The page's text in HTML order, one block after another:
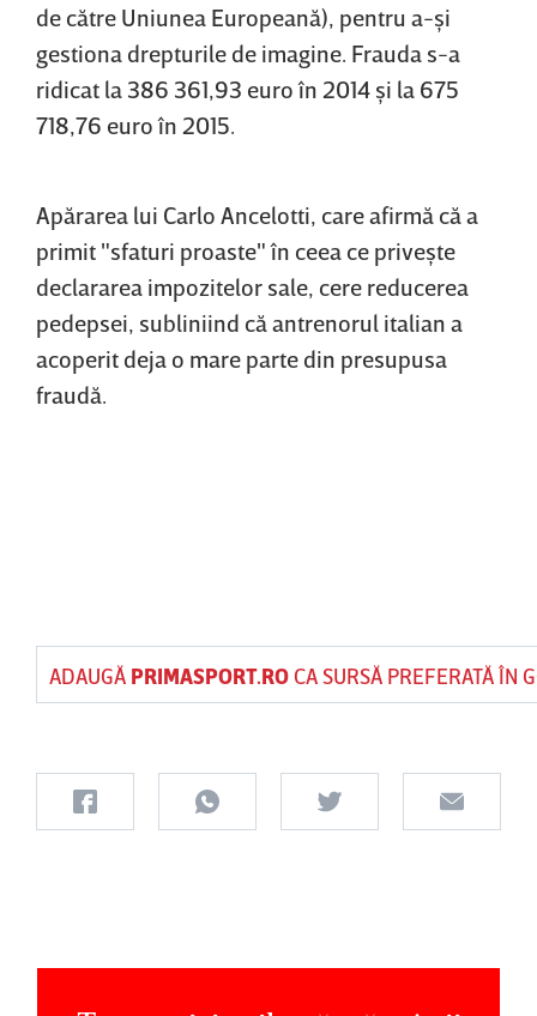
de către Uniunea Europeană), pentru a-şi
gestiona drepturile de imagine. Frauda s-a
ridicat la 386 361,93 euro în 2014 şi la 675
718,76 euro în 2015.
Apărarea lui Carlo Ancelotti, care afirmă că a
primit "sfaturi proaste" în ceea ce priveşte
declararea impozitelor sale, cere reducerea
pedepsei, subliniind că antrenorul italian a
acoperit deja o mare parte din presupusa
fraudă.
ADAUGĂ PRIMASPORT.ROCA SURSĂ PREFERATĂ ÎN